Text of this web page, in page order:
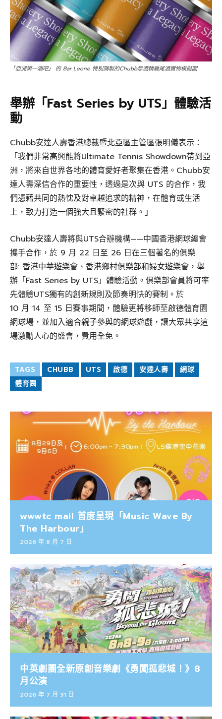
「亞洲第一酒吧」 的 Bar Leone 特別調製的Chubb無酒精雞尾酒實物模擬圖
舉辦「Fast Series by UTS」體驗活
動
Chubb安達人壽香港總裁暨北亞區主管區張明儀表示：
「我們非常高興能將Ultimate Tennis Showdown帶到亞
洲，將來自世界各地的體育愛好者聚集在香港。Chubb安
達人壽深信合作的重要性，透過是次與 UTS 的合作，我
們憑藉共同的熱忱及對卓越追求的精神，在體育或生活
上，致力打造一個強大且緊密的社群。」
Chubb安達人壽將與UTS合辦機構——中國香港網球總會
攜手合作，於 9 月 22 日至 26 日在三個著名的俱樂
部: 香港中華遊樂會、香港鄉村俱樂部和婦女遊樂會，舉
辦「Fast Series by UTS」體驗活動。俱樂部會員將可率
先體驗UTS獨有的創新規則及節奏明快的賽制。於
10 月 14 至 15 日賽事期間，體驗更將移師至啟德體育園
網球場，並加入適合親子參與的網球遊戲，讓大眾共享這
場激動人心的盛會，費用全免。
TAGS CHUBB UTS 啟德 安達人壽
網球
體育園
wwwtc mall 首度呈現「Music Wave By
The Harbour」
2026 年 8 月 7 日
中英劇團全新原創音樂劇《勇闖孤悲城！》8
月公演
2026 年 7 月 31 日